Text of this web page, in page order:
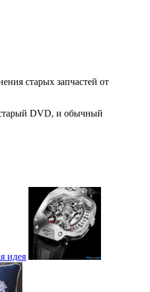
старых запчастей от
DVD, и обычный
идея